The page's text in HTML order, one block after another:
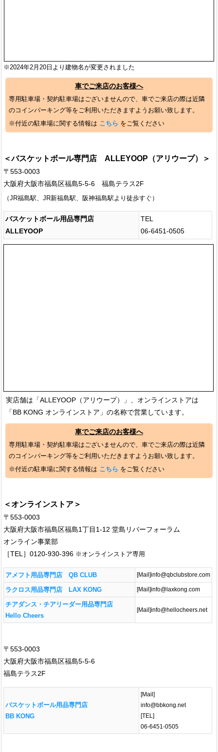
※2024年2月20日より建物名が変更されました
車でご来店のお客様へ
専用駐車場・契約駐車場はございませんので、車でご来店の際は近隣
のコインパーキング等をご利用いただきますようお願い致します。
※付近の駐車場に関する情報は こちら をご覧ください
＜バスケットボール専門店 ALLEYOOP（アリウープ）＞
〒553-0003
大阪府大阪市福島区福島5-5-6 福島テラス2F
（JR福島駅、JR新福島駅、阪神福島駅より徒歩すぐ）
バスケットボール用品専門店
ALLEYOOP
TEL
06-6451-0505
実店舗は「ALLEYOOP（アリウープ）」、オンラインストアは
「BB KONG オンラインストア」の名称で営業しています。
車でご来店のお客様へ
専用駐車場・契約駐車場はございませんので、車でご来店の際は近隣
のコインパーキング等をご利用いただきますようお願い致します。
※付近の駐車場に関する情報は こちら をご覧ください
＜オンラインストア＞
〒553-0003
大阪府大阪市福島区福島1丁目1-12 堂島リバーフォーラム
オンライン事業部
［TEL］0120-930-396 ※オンラインストア専用
アメフト用品専門店 QB CLUB [Mail]info@qbclubstore.com
ラクロス用品専門店 LAX KONG [Mail]info@laxkong.com
チアダンス・チアリーダー用品専門店
Hello Cheers
[Mail]info@hellocheers.net
〒553-0003
大阪府大阪市福島区福島5-5-6
福島テラス2F
バスケットボール用品専門店
BB KONG
[Mail]
info@bbkong.net
[TEL]
06-6451-0505